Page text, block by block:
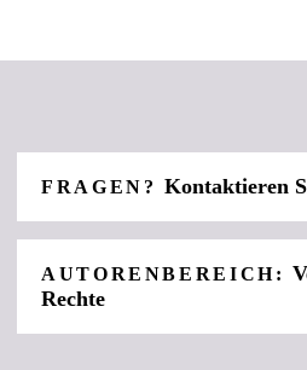
FRAGEN?Kontaktieren
AUTORENBEREICH:
Rechte